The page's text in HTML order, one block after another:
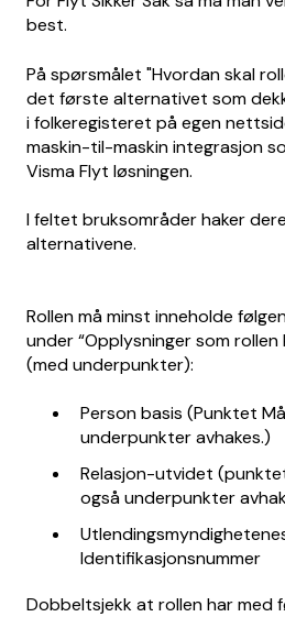
best.
På spørsmålet "Hvordan skal
det første alternativet som
i folkeregisteret på egen
maskin-til-maskin integrasjon
Visma Flyt løsningen.
I feltet bruksområder haker
alternativene.
Rollen må minst inneholde
under “Opplysninger som
(med underpunkter):
Person basis (Punktet
underpunkter avhakes.)
Relasjon-utvidet
også underpunkter
Identifikasjonsnummer
Dobbeltsjekk at rollen har med